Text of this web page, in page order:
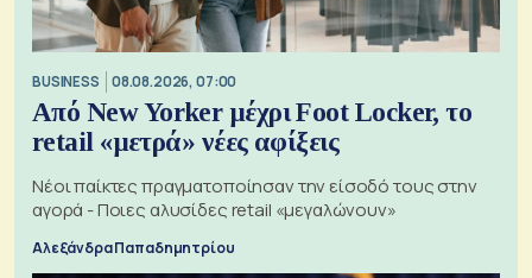
BUSINESS 08.08.2026, 07:00
Από New Yorker μέχρι Foot Locker, το
retail «μετρά» νέες αφίξεις
Νέοι παίκτες πραγματοποίησαν την είσοδό τους στην
αγορά - Ποιες αλυσίδες retail «μεγαλώνουν»
Αλεξάνδρα Παπαδημητρίου